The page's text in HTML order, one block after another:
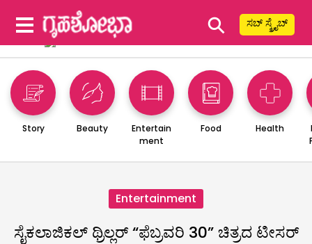
⚲ ಸಬ್ ಸ್ಕ್ರೈಬ್
Story Beauty
Entertain
ment
Food Health
Entertainment
ಸೈಕಲಾಜಿಕಲ್ ಥ್ರಿಲ್ಲರ್ “ಫೆಬ್ರವರಿ 30” ಚಿತ್ರದ ಟೀಸರ್